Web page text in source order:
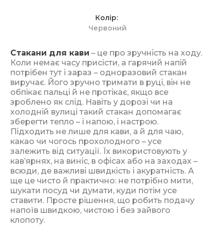
Колір
Червоний
Стакани для кави – це про зручність на ходу.
Коли немає часу присісти, а гарячий напій
потрібен тут і зараз – одноразовий стакан
виручає. Його зручно тримати в руці, він не
обпікає пальці й не протікає, якщо все
зроблено як слід. Навіть у дорозі чи на
холодній вулиці такий стакан допомагає
зберегти тепло – і напою, і настрою.
Підходить не лише для кави, а й для чаю,
какао чи чогось прохолодного – усе
залежить від ситуації. Їх використовують у
кав’ярнях, на виніс, в офісах або на заходах –
всюди, де важливі швидкість і акуратність. А
ще це чисто й практично: не потрібно мити,
шукати посуд чи думати, куди потім усе
ставити. Просте рішення, що робить подачу
напоїв швидкою, чистою і без зайвого
клопоту.